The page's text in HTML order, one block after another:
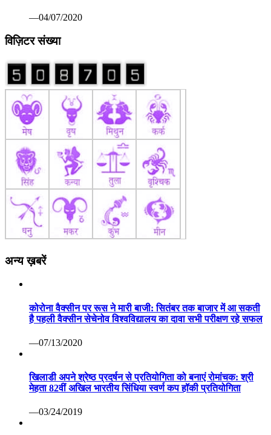
—04/07/2020
विज़िटर संख्या
अन्य ख़बरें
कोरोना वैक्सीन पर रूस ने मारी बाजी: सितंबर तक बाजार में आ सकती
है पहली वैक्सीन सेचेनोव विश्वविद्यालय का दावा सभी परीक्षण रहे सफल
—07/13/2020
खिलाडी अपने श्रेष्ठ प्रदर्षन से प्रतियोगिता को बनाएं रोमांचक: श्री
मेहता 82वीं अखिल भारतीय सिंधिया स्वर्ण कप हॉकी प्रतियोगिता
—03/24/2019